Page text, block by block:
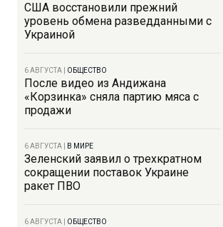
США восстановили прежний
уровень обмена разведданными с
Украиной
6 АВГУСТА ОБЩЕСТВО
После видео из Андижана
«Корзинка» сняла партию мяса с
продажи
6 АВГУСТА В МИРЕ
Зеленский заявил о трехкратном
сокращении поставок Украине
ракет ПВО
6 АВГУСТА ОБЩЕСТВО